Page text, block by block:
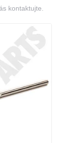
kontaktujte.